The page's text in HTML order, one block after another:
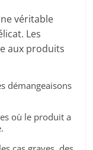
véritable
Les
aux produits
démangeaisons
où le produit a